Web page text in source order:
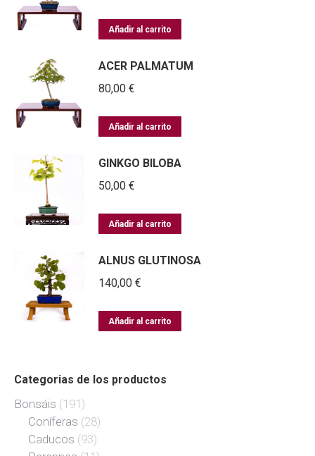
Añadir al carrito
ACER PALMATUM
80,00 €
Añadir al carrito
GINKGO BILOBA
50,00 €
Añadir al carrito
ALNUS GLUTINOSA
140,00 €
Añadir al carrito
Categorias de los productos
Bonsáis (191)
Coníferas (28)
Caducos (93)